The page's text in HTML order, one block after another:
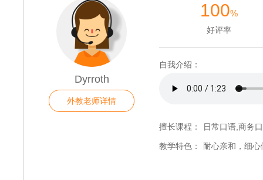
Dyrroth
外教老师详情
100%
好评率
自我介绍：
擅长课程： 日常口语,商务
教学特色： 耐心亲和，细